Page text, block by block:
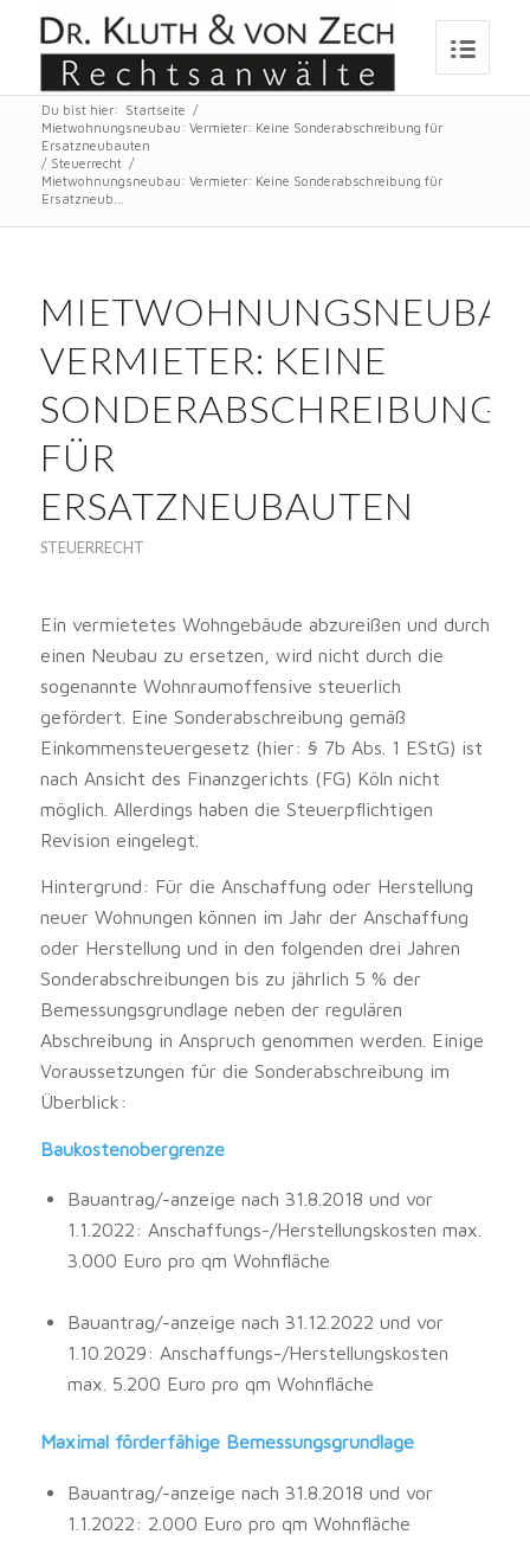
Du bist hier: Startseite
/
Mietwohnungsneubau: Vermieter: Keine Sonderabschreibung für
Ersatzneubauten
/ Steuerrecht /
Mietwohnungsneubau: Vermieter: Keine Sonderabschreibung für
Ersatzneub...
VERMIETER: KEINE
SONDERABSCHREIBUNG
FÜR
ERSATZNEUBAUTEN
STEUERRECHT
Ein vermietetes Wohngebäude abzureißen und durch
einen Neubau zu ersetzen, wird nicht durch die
sogenannte Wohnraumoffensive steuerlich
gefördert. Eine Sonderabschreibung gemäß
Einkommensteuergesetz (hier: § 7b Abs. 1 EStG) ist
nach Ansicht des Finanzgerichts (FG) Köln nicht
möglich. Allerdings haben die Steuerpflichtigen
Revision eingelegt.
Hintergrund: Für die Anschaffung oder Herstellung
neuer Wohnungen können im Jahr der Anschaffung
oder Herstellung und in den folgenden drei Jahren
Sonderabschreibungen bis zu jährlich 5 % der
Bemessungsgrundlage neben der regulären
Abschreibung in Anspruch genommen werden. Einige
Voraussetzungen für die Sonderabschreibung im
Überblick:
Baukostenobergrenze
Bauantrag/-anzeige nach 31.8.2018 und vor
1.1.2022: Anschaffungs-/Herstellungskosten max.
3.000 Euro pro qm Wohnfläche
Bauantrag/-anzeige nach 31.12.2022 und vor
1.10.2029: Anschaffungs-/Herstellungskosten
max. 5.200 Euro pro qm Wohnfläche
Maximal förderfähige Bemessungsgrundlage
Bauantrag/-anzeige nach 31.8.2018 und vor
1.1.2022: 2.000 Euro pro qm Wohnfläche